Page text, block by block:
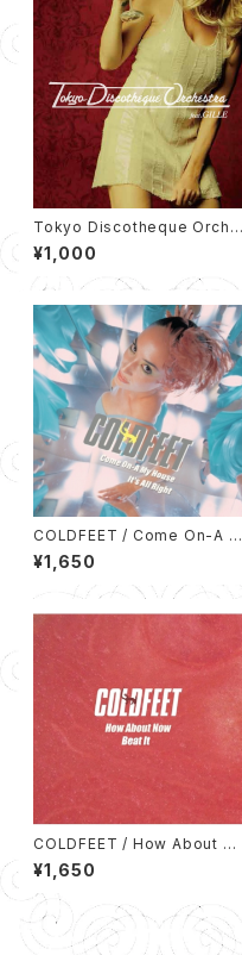
Tokyo Discotheque Orche
stra feat. GILLE EP（12cm C
D）
¥1,000
COLDFEET / Come On-A M
y House / It's All Right (7イ
ンチシングルレコード)
¥1,650
COLDFEET / How About N
ow / Beat It【2020 RECORD
STORE DAY 限定盤】(7インチ
シングルレコード)
¥1,650